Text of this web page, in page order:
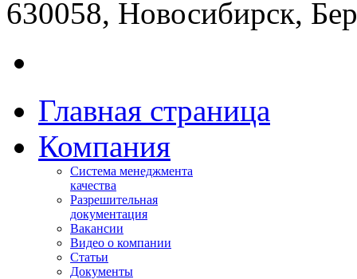
630058, Новосибирск,
Главная страница
Компания
Система менеджмента
качества
Разрешительная
документация
Вакансии
Видео о компании
Статьи
Документы